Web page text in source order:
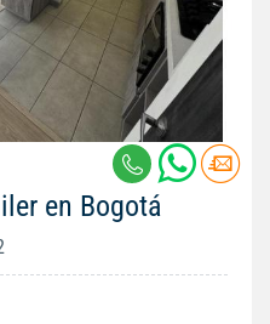
en Bogotá